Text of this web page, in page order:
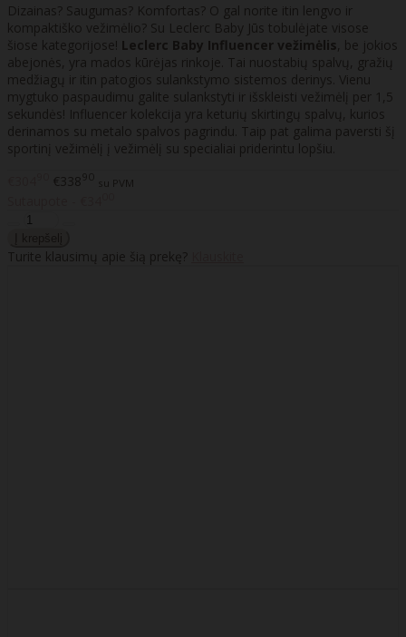
Dizainas? Saugumas? Komfortas? O gal norite itin lengvo ir
kompaktiško vežimėlio? Su Leclerc Baby Jūs tobulėjate visose
šiose kategorijose! Leclerc Baby Influencer vežimėlis, be jokios
abejonės, yra mados kūrėjas rinkoje. Tai nuostabių spalvų, gražių
medžiagų ir itin patogios sulankstymo sistemos derinys. Vienu
mygtuko paspaudimu galite sulankstyti ir išskleisti vežimėlį per 1,5
sekundės! Influencer kolekcija yra keturių skirtingų spalvų, kurios
derinamos su metalo spalvos pagrindu. Taip pat galima paversti šį
sportinį vežimėlį į vežimėlį su specialiai priderintu lopšiu.
€33890 su PVM
Turite klausimų apie šią prekę?